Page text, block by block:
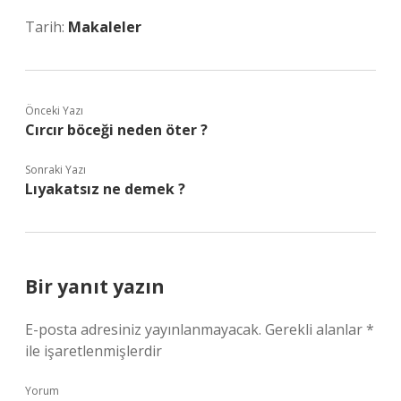
Tarih: Makaleler
Önceki Yazı
Cırcır böceği neden öter ?
Sonraki Yazı
Lıyakatsız ne demek ?
Bir yanıt yazın
E-posta adresiniz yayınlanmayacak. Gerekli alanlar*
ile işaretlenmişlerdir
Yorum